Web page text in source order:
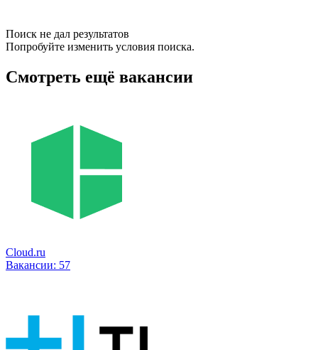
Поиск не дал результатов
Попробуйте изменить условия поиска.
Смотреть ещё вакансии
Cloud.ru
Вакансии: 57